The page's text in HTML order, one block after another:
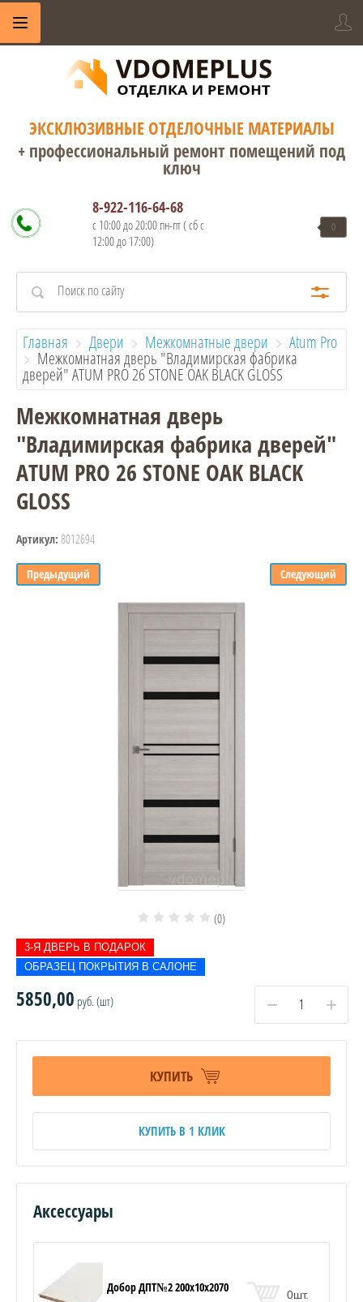
ЭКСКЛЮЗИВНЫЕ ОТДЕЛОЧНЫЕ МАТЕРИАЛЫ
+ профессиональный ремонт помещений под
ключ
8-922-116-64-68
с 10:00 до 20:00 пн-пт ( сб с
12:00 до 17:00)
0
Главная Двери Межкомнатные двери Atum Pro
  Межкомнатная дверь "Владимирская фабрика
дверей" ATUM PRO 26 STONE OAK BLACK GLOSS
Межкомнатная дверь
"Владимирская фабрика дверей"
ATUM PRO 26 STONE OAK BLACK
GLOSS
Артикул: 8012694
Предыдущий Следующий
(0)
3-Я ДВЕРЬ В ПОДАРОК
ОБРАЗЕЦ ПОКРЫТИЯ В САЛОНЕ
5850,00 руб. (шт) − +
КУПИТЬ
КУПИТЬ В 1 КЛИК
Аксессуары
Добор ДПТ№2 200х10х2070 0шт.